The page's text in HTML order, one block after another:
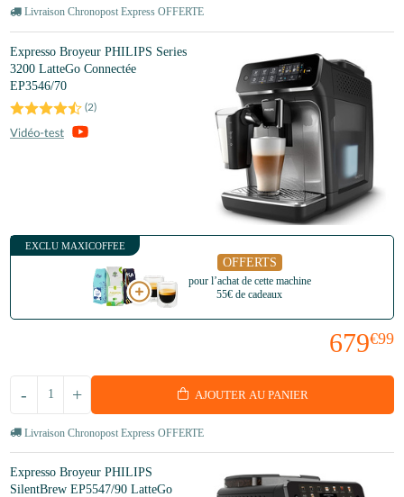
Livraison Chronopost Express OFFERTE
Expresso Broyeur PHILIPS Series
3200 LatteGo Connectée
EP3546/70
(2)
EXCLU MAXICOFFEE
OFFERTS
pour l’achat de cette machine
55€ de cadeaux
679€99
+
- AJOUTER AU PANIER
Livraison Chronopost Express OFFERTE
Expresso Broyeur PHILIPS
SilentBrew EP5547/90 LatteGo